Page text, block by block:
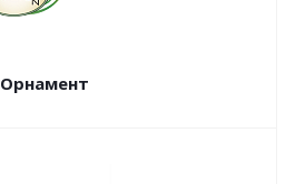
Орнамент